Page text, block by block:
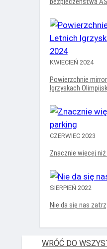
KWIECIEŃ 2024
Powierzchnie
Igrzyskach
CZERWIEC 2023
Znacznie więcej
SIERPIEŃ 2022
Nie da się nas
WRÓĆ DO